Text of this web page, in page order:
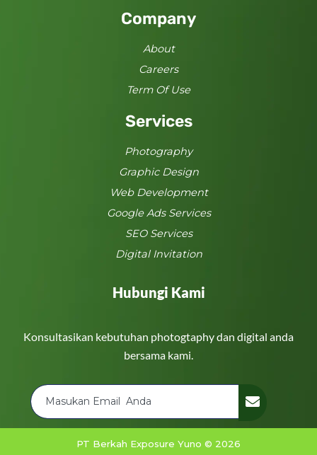
Company
About
Careers
Term Of Use
Services
Photography
Graphic Design
Web Development
Google Ads Services
SEO Services
Digital Invitation
Hubungi Kami
Konsultasikan kebutuhan photogtaphy dan digital anda
bersama kami.
PT Berkah Exposure Yuno © 2026